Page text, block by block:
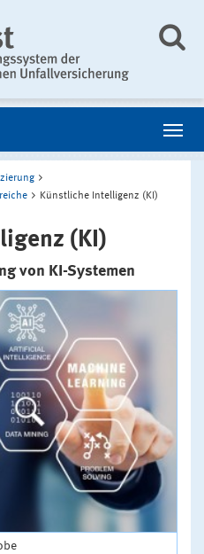
Künstliche Intelligenz (KI)
(KI)
von KI-Systemen